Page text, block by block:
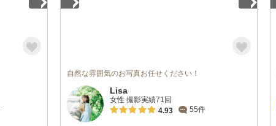
自然な雰囲気のお写真お任せください！
Lisa
女性 撮影実績71回
4.93
55件